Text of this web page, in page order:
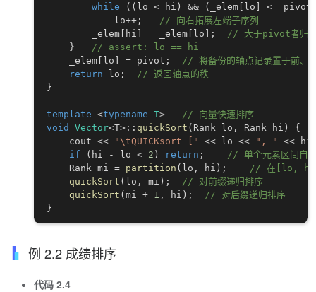
while
( ( lo < hi ) && ( _elem [ lo ] <= pivot
            lo
++ ;
// 向右拓展左端子序列
        _elem
[ hi ] = _elem [ lo ] ;
// 大于pivot者归入
}
// assert: lo == hi
    _elem
[ lo ] = pivot ;
// 将备份的轴点记录置于前、
return lo ;
// 返回轴点的秩
}
template <typename T>
// 向量快速排序
void
Vector<T> :: quickSort ( Rank lo , Rank hi )
{
    cout
<< "\tQUICKsort [" << lo << ", " <<
if
( hi - lo < 2 ) return ;
// 单个元素区间自
    Rank mi
= partition ( lo , hi ) ;
// 在[lo, hi)
quickSort ( lo , mi ) ;
// 对前缀递归排序
quickSort (mi + 1 , hi ) ;
// 对后缀递归排序
}
例 2.2 成绩排序
代码 2.4